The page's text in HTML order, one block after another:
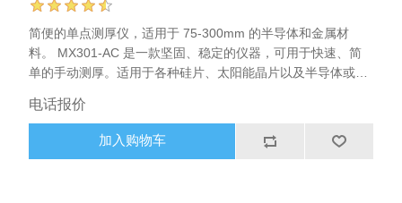
简便的单点测厚仪，适用于 75-300mm 的半导体和金属材
料。 MX301-AC 是一款坚固、稳定的仪器，可用于快速、简
单的手动测厚。适用于各种硅片、太阳能晶片以及半导体或金
示屏。可独立工作，也可通过串行接口与 PC 连接，从而收集
多个测量数据，计算单个晶片或整批晶片的平面度（TTV）、
平均值或标准偏差。
电话报价
加入购物车